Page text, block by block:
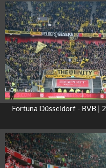
Fortuna Düsseldorf - BVB |